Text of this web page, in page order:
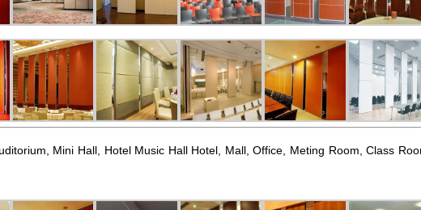
Mini Hall, Hotel Music Hall Hotel, Mall, Office, Meting Room, Class